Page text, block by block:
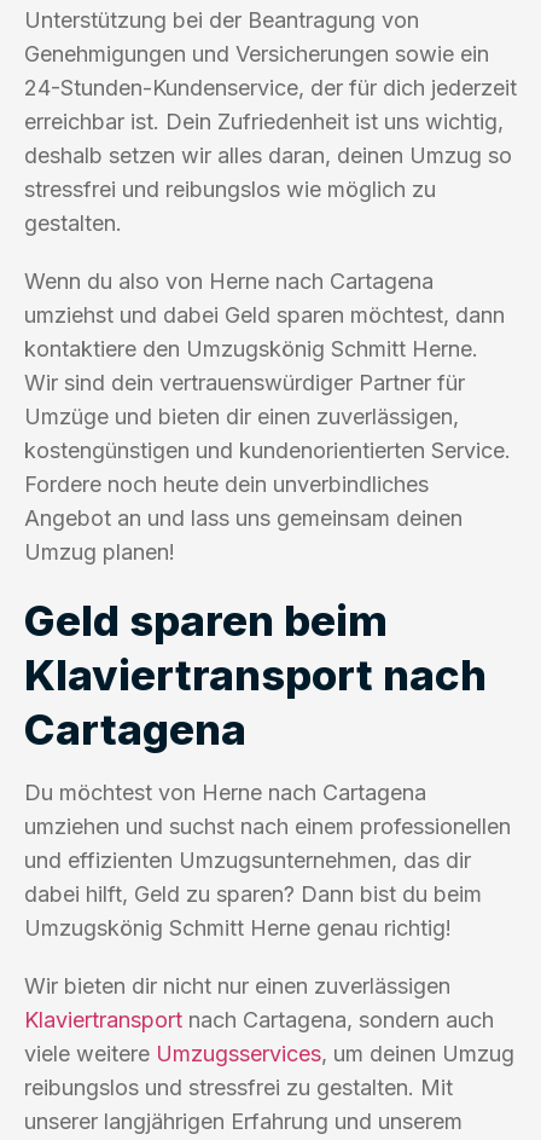
Unterstützung bei der Beantragung von
Genehmigungen und Versicherungen sowie ein
24-Stunden-Kundenservice, der für dich jederzeit
erreichbar ist. Dein Zufriedenheit ist uns wichtig,
deshalb setzen wir alles daran, deinen Umzug so
stressfrei und reibungslos wie möglich zu
gestalten.
Wenn du also von Herne nach Cartagena
umziehst und dabei Geld sparen möchtest, dann
kontaktiere den Umzugskönig Schmitt Herne.
Wir sind dein vertrauenswürdiger Partner für
Umzüge und bieten dir einen zuverlässigen,
kostengünstigen und kundenorientierten Service.
Fordere noch heute dein unverbindliches
Angebot an und lass uns gemeinsam deinen
Umzug planen!
Geld sparen beim
Klaviertransport nach
Cartagena
Du möchtest von Herne nach Cartagena
umziehen und suchst nach einem professionellen
und effizienten Umzugsunternehmen, das dir
dabei hilft, Geld zu sparen? Dann bist du beim
Umzugskönig Schmitt Herne genau richtig!
Wir bieten dir nicht nur einen zuverlässigen
Klaviertransport nach Cartagena, sondern auch
viele weitere Umzugsservices, um deinen Umzug
reibungslos und stressfrei zu gestalten. Mit
unserer langjährigen Erfahrung und unserem